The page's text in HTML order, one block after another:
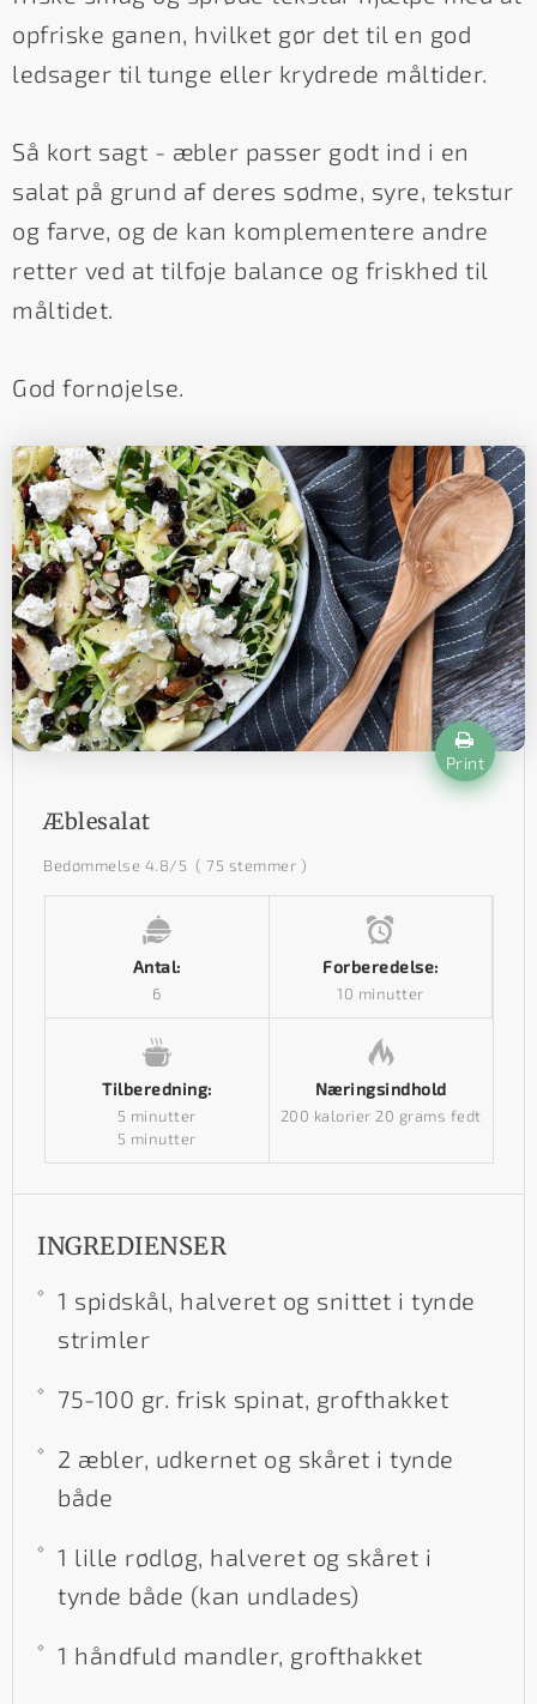
opfriske ganen, hvilket gør det til en god
ledsager til tunge eller krydrede måltider.
Så kort sagt - æbler passer godt ind i en
salat på grund af deres sødme, syre, tekstur
og farve, og de kan komplementere andre
retter ved at tilføje balance og friskhed til
måltidet.
God fornøjelse.
Print
Æblesalat
Bedømmelse 4.8/5 ( 75 stemmer )
Antal:
6
Forberedelse:
10 minutter
Tilberedning:
5 minutter
5 minutter
Næringsindhold
200 kalorier 20 grams fedt
INGREDIENSER
1 spidskål, halveret og snittet i tynde
strimler
75-100 gr. frisk spinat, grofthakket
2 æbler, udkernet og skåret i tynde
både
1 lille rødløg, halveret og skåret i
tynde både (kan undlades)
1 håndfuld mandler, grofthakket